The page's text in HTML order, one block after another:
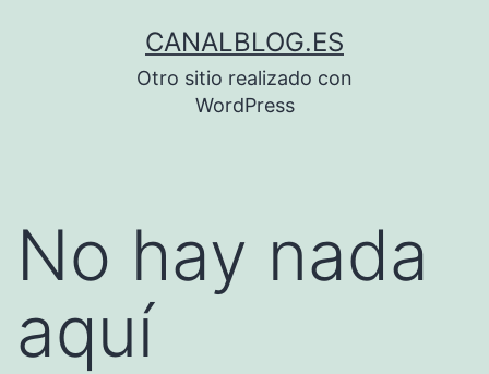
CANALBLOG.ES
Otro sitio realizado con
WordPress
No hay nada
aquí